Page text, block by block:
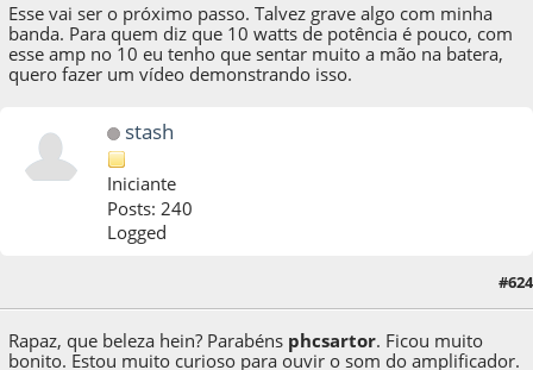
Esse vai ser o próximo passo. Talvez grave algo com minha
banda. Para quem diz que 10 watts de potência é pouco, com
esse amp no 10 eu tenho que sentar muito a mão na batera,
quero fazer um vídeo demonstrando isso.
stash
Iniciante
Posts: 240
Logged
#624
Rapaz, que beleza hein? Parabéns phcsartor. Ficou muito
bonito. Estou muito curioso para ouvir o som do amplificador.